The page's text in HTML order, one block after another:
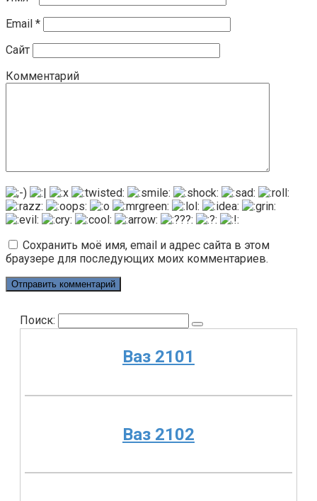
Email *
Сайт
Комментарий
Сохранить моё имя, email и адрес сайта в этом
браузере для последующих моих комментариев.
Поиск:
Ваз 2101
Ваз 2102